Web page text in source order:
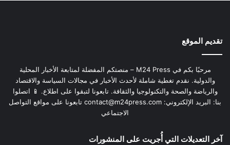
تقديم الموقع
مرحبًا بكم في M24 Press – منصتكم المفضلة لمتابعة الأخبار المحلية
والدولية. نقدم تغطية شاملة لأحدث الأخبار في مجالات السياسة والاقتصاد
والرياضة والصحة والتكنولوجيا والثقافة. تابعونا لتبقوا على اطلاع. 📱 اتصلوا
بنا: البريد الإلكتروني: contact@m24press.com تابعونا على مواقع التواصل
الاجتماعي
آخر التعديلات التي أُجريت على المنشورات